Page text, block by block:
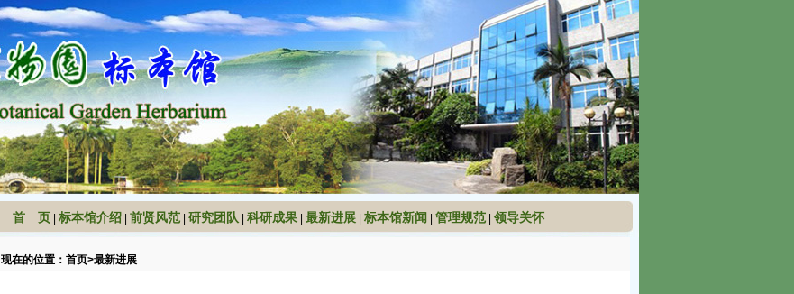
首 页 标本馆介绍 前贤风范 研究团队 科研成果 最新进展 标本馆新闻 管理规范 领导关怀
现在的位置： 首页>最新进展